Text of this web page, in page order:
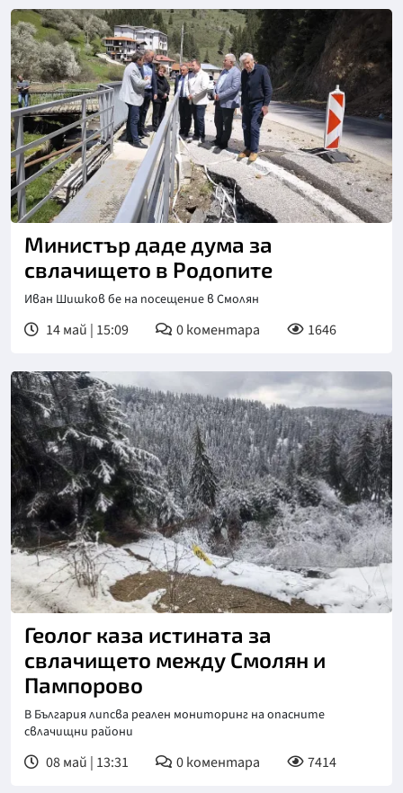
Министър даде дума за
свлачището в Родопите
Иван Шишков бе на посещение в Смолян
14 май | 15:09 0коментара 1646
Снимка: БГНЕС
Геолог каза истината за
свлачището между Смолян и
Пампорово
В България липсва реален мониторинг на опасните
свлачищни райони
08 май | 13:31 0коментара 7414